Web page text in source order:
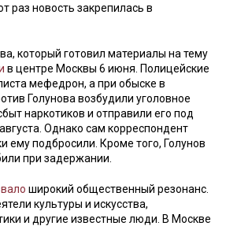
раз новость закрепилась в
который готовил материалы на тему
в центре Москвы 6 июня. Полицейские
мефедрон, а при обыске в
Голунова возбудили уголовное
наркотиков и отправили его под
Однако сам корреспондент
ему подбросили. Кроме того, Голунов
при задержании.
широкий общественный резонанс.
культуры и искусства,
и другие известные люди. В Москве